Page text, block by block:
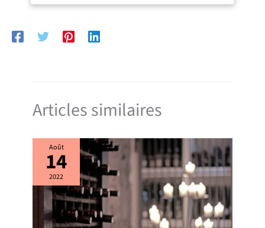
Comprend deux étagères ouvertes, un tiroir et un placard avec portes
design blanc moderne s’harmonise avec tout décor – idéal comme
meuble micro-ondes, desserte cuisine, chariot de service, ou meuble
Articles similaires
Août
14
2022